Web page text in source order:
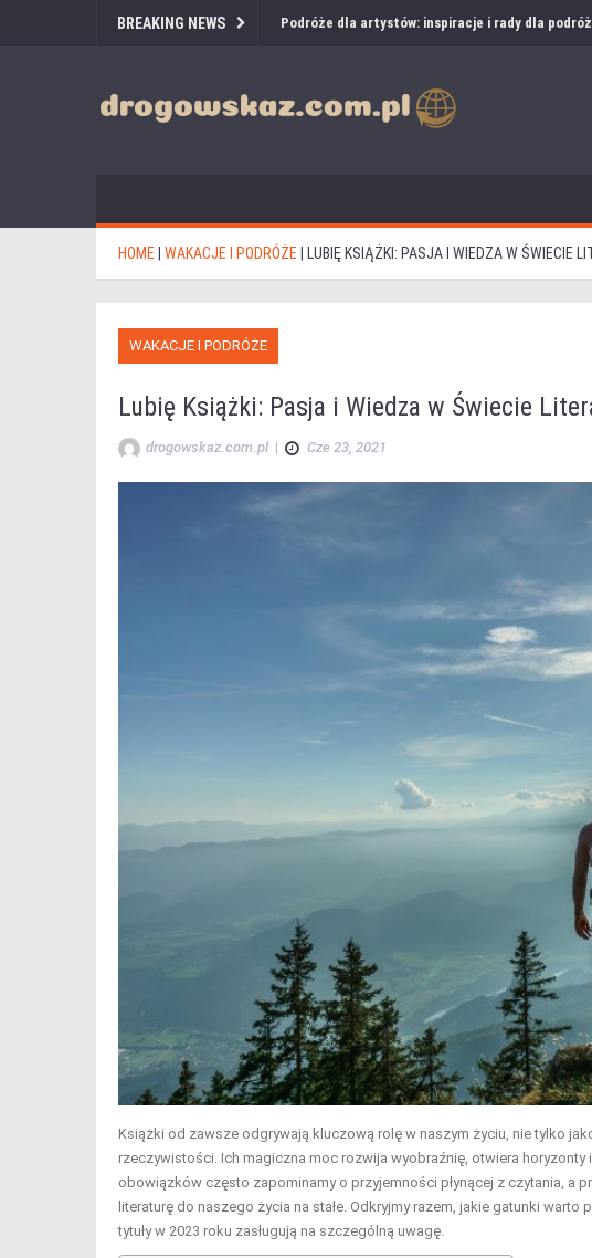
BREAKING NEWS Podróże dla artystów: inspiracje i rady dla
HOME WAKACJE I PODRÓŻE LUBIĘ KSIĄŻKI: PASJA I WIEDZA W ŚWIECIE
WAKACJE I PODRÓŻE
Lubię Książki: Pasja i Wiedza w Świecie
drogowskaz.com.pl | Cze 23, 2021
Książki od zawsze odgrywają kluczową rolę w naszym życiu, nie tylko
rzeczywistości. Ich magiczna moc rozwija wyobraźnię, otwiera
obowiązków często zapominamy o przyjemności płynącej z czytania, a
literaturę do naszego życia na stałe. Odkryjmy razem, jakie gatunki
tytuły w 2023 roku zasługują na szczególną uwagę.